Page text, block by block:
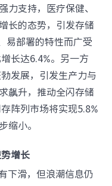
力支持，医疗保健、
长的态势，引发存储
易部署的特性而广受
长达6.4%。另一方
发展，引发生产力与
飙升，推动全闪存储
阵列市场将实现5.8%
缩小。
增长
下滑，但浪潮信息仍